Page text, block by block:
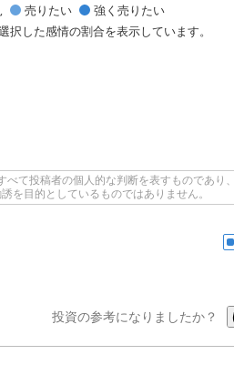
売りたい
強く売りたい
した感情の割合を表示しています。
べて投稿者の個人的な判断を表すものであり、
を目的としているものではありません。
投資の参考になりましたか？